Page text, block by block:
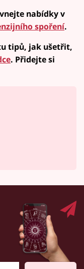
nabídky v
spoření.
tipů, jak ušetřit,
. Přidejte si